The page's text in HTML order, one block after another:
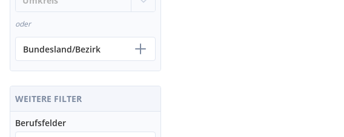
oder
Bundesland/Bezirk
WEITERE FILTER
Berufsfelder